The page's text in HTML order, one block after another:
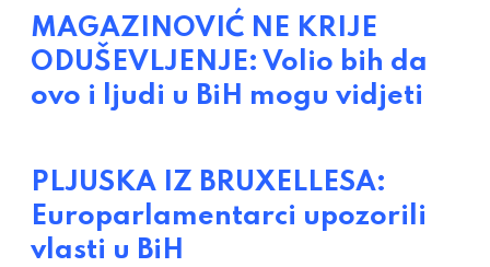
MAGAZINOVIĆ NE KRIJE
ODUŠEVLJENJE: Volio bih da
ovo i ljudi u BiH mogu vidjeti
PLJUSKA IZ BRUXELLESA:
Europarlamentarci upozorili
vlasti u BiH